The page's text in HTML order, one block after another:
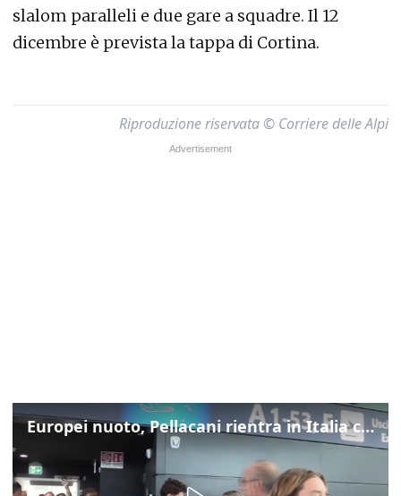
slalom paralleli e due gare a squadre. Il 12
dicembre è prevista la tappa di Cortina.
Riproduzione riservata © Corriere delle Alpi
Europei nuoto, Pellacani rientra in Italia con gli azzurri dei tuffi